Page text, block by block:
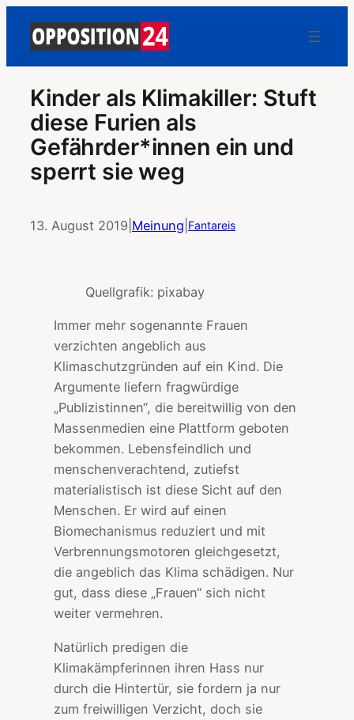
Kinder als Klimakiller: Stuft
diese Furien als
Gefährder*innen ein und
sperrt sie weg
13. August 2019 Meinung Fantareis
Quellgrafik: pixabay
Immer mehr sogenannte Frauen
verzichten angeblich aus
Klimaschutzgründen auf ein Kind. Die
Argumente liefern fragwürdige
„Publizistinnen“, die bereitwillig von den
Massenmedien eine Plattform geboten
bekommen. Lebensfeindlich und
menschenverachtend, zutiefst
materialistisch ist diese Sicht auf den
Menschen. Er wird auf einen
Biomechanismus reduziert und mit
Verbrennungsmotoren gleichgesetzt,
die angeblich das Klima schädigen. Nur
gut, dass diese „Frauen“ sich nicht
weiter vermehren.
Natürlich predigen die
Klimakämpferinnen ihren Hass nur
durch die Hintertür, sie fordern ja nur
zum freiwilligen Verzicht, doch sie